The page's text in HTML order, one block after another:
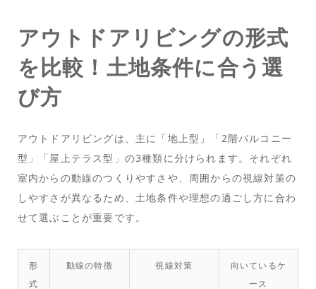
アウトドアリビングの形式
を比較！土地条件に合う選
び方
アウトドアリビングは、主に「地上型」「2階バルコニー
型」「屋上テラス型」の3種類に分けられます。それぞれ
室内からの動線のつくりやすさや、周囲からの視線対策の
しやすさが異なるため、土地条件や理想の過ごし方に合わ
せて選ぶことが重要です。
形
式
動線の特徴 視線対策
向いているケ
ース